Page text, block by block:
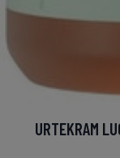
URTEKRAM